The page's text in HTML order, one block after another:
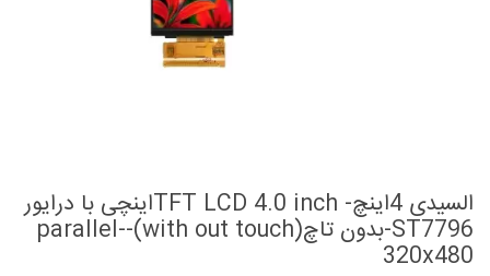
السیدی 4اینچ- TFT LCD 4.0 inchاینچی با درایور
ST7796-بدون تاچ(with out touch)-parallel-
320x480